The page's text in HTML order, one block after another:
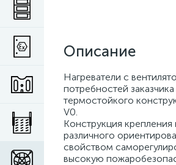
Описание
Нагреватели с
потребностей
термостойкого
V0.
Конструкция
различного
свойством
высокую